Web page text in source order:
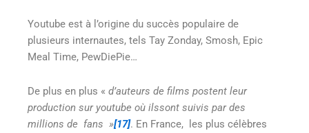
Youtube est à l’origine du succès populaire de
plusieurs internautes, tels Tay Zonday, Smosh, Epic
Meal Time, PewDiePie…
De plus en plus « d’auteurs de films postent leur
production sur youtube où ilssont suivis par des
millions de fans »[17]. En France, les plus célèbres